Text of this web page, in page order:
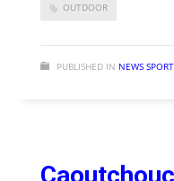
OUTDOOR
PUBLISHED IN NEWS